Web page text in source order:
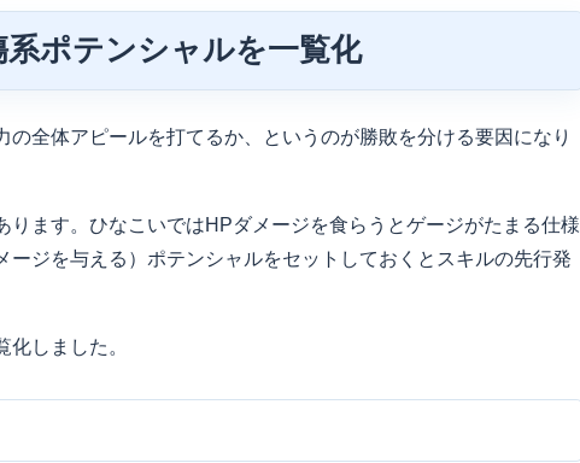
ポテンシャルを一覧化
全体アピールを打てるか、というのが勝敗を分ける要因になり
ます。ひなこいではHPダメージを食らうとゲージがたまる仕様
ジを与える）ポテンシャルをセットしておくとスキルの先行発
しました。